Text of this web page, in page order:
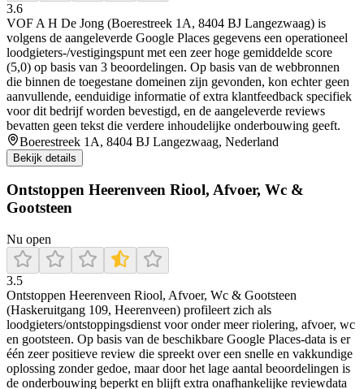
3.6
VOF A H De Jong (Boerestreek 1A, 8404 BJ Langezwaag) is
volgens de aangeleverde Google Places gegevens een operationeel
loodgieters-/vestigingspunt met een zeer hoge gemiddelde score
(5,0) op basis van 3 beoordelingen. Op basis van de webbronnen
die binnen de toegestane domeinen zijn gevonden, kon echter geen
aanvullende, eenduidige informatie of extra klantfeedback specifiek
voor dit bedrijf worden bevestigd, en de aangeleverde reviews
bevatten geen tekst die verdere inhoudelijke onderbouwing geeft.
Boerestreek 1A, 8404 BJ Langezwaag, Nederland
Bekijk details
Ontstoppen Heerenveen Riool, Afvoer, Wc &
Gootsteen
Nu open
3.5
Ontstoppen Heerenveen Riool, Afvoer, Wc & Gootsteen
(Haskeruitgang 109, Heerenveen) profileert zich als
loodgieters/ontstoppingsdienst voor onder meer riolering, afvoer, wc
en gootsteen. Op basis van de beschikbare Google Places-data is er
één zeer positieve review die spreekt over een snelle en vakkundige
oplossing zonder gedoe, maar door het lage aantal beoordelingen is
de onderbouwing beperkt en blijft extra onafhankelijke reviewdata